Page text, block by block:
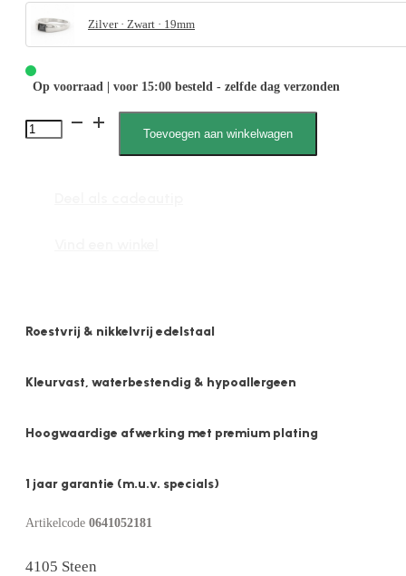
Zilver · Zwart · 19mm
Op voorraad | voor 15:00 besteld - zelfde dag verzonden
4105
Toevoegen aan winkelwagen
Roestvrij & nikkelvrij edelstaal
Kleurvast, waterbestendig & hypoallergeen
Hoogwaardige afwerking met premium plating
1 jaar garantie (m.u.v. specials)
Artikelcode 0641052181
4105 Steen